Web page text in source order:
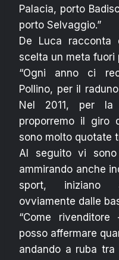
Palacia, porto
porto Selvaggio.”
De Luca
scelta un meta fuori
“Ogni anno ci
Pollino, per il
Nel 2011, per
proporremo il giro
sono molto quotate
Al seguito vi sono
ammirando anche
sport, iniziano
ovviamente dalle
“Come
posso affermare
andando a ruba